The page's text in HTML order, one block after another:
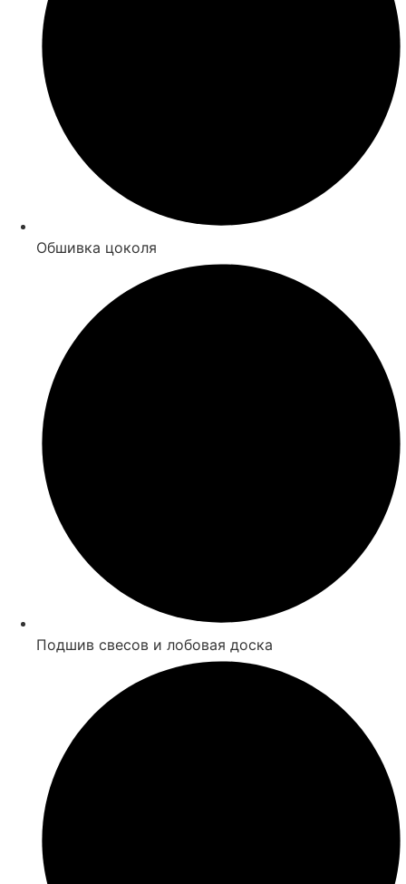
Обшивка цоколя
Подшив свесов и лобовая доска